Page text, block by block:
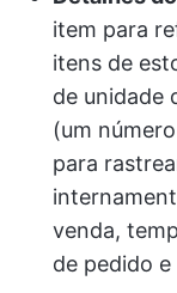
item para
itens de
de unidade
(um
para
venda,
de pedido